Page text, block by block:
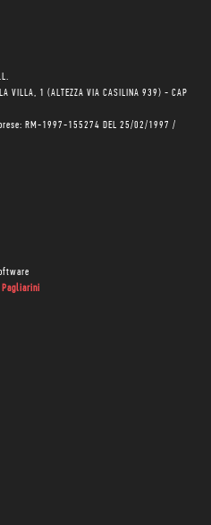
VILLA, 1 (ALTEZZA VIA CASILINA 939) - CAP
RM-1997-155274 DEL 25/02/1997 /
Pagliarini